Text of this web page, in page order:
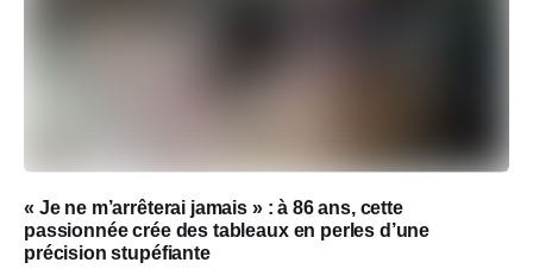
« Je ne m’arrêterai jamais » : à 86 ans, cette
passionnée crée des tableaux en perles d’une
précision stupéfiante